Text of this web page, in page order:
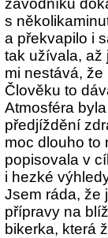
závodníků
s
a překvapilo i
tak užívala, až
mi nestává,
Člověku to
Atmosféra
předjíždění
moc dlouho to
popisovala v
i hezké
Jsem ráda, že
přípravy na
bikerka, která